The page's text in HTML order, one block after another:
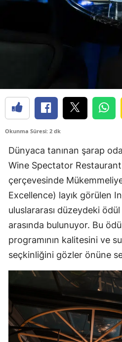
Okunma Süresi: 2 dk
Dünyaca tanınan şarap
Wine Spectator
çerçevesinde
Excellence) layık görülen
uluslararası düzeydeki
arasında bulunuyor. Bu
programının kalitesini ve
seçkinliğini gözler önüne